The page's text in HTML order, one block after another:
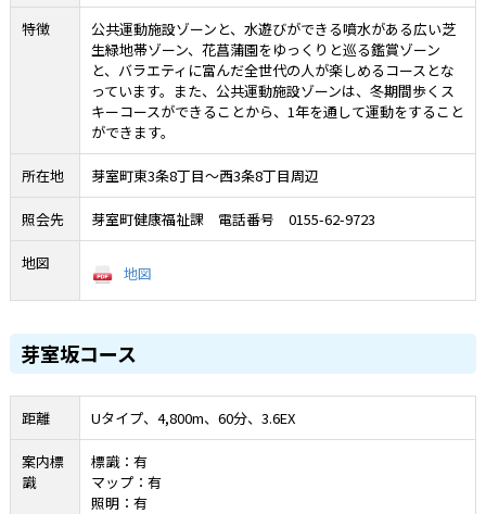
特徴
公共運動施設ゾーンと、水遊びができる噴水がある広い芝
生緑地帯ゾーン、花菖蒲園をゆっくりと巡る鑑賞ゾーン
と、バラエティに富んだ全世代の人が楽しめるコースとな
っています。また、公共運動施設ゾーンは、冬期間歩くス
キーコースができることから、1年を通して運動をすること
ができます。
所在地 芽室町東3条8丁目～西3条8丁目周辺
照会先 芽室町健康福祉課 電話番号 0155-62-9723
地図
地図
芽室坂コース
距離 Uタイプ、4,800m、60分、3.6EX
案内標
識
標識：有
マップ：有
照明：有